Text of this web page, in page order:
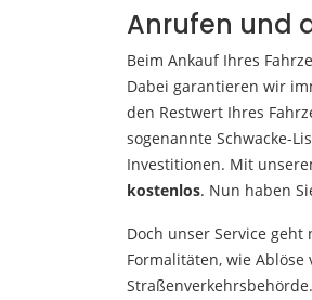
Anrufen und
Beim Ankauf Ihres
Dabei garantieren wir
den Restwert Ihres
sogenannte Schwacke-
Investitionen. Mit
kostenlos. Nun haben
Doch unser Service
Formalitäten, wie